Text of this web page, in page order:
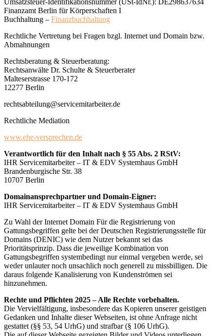
Finanzamt Berlin für Körperschaften I
Buchhaltung – Finanzbuchhaltung
Rechtliche Vertretung bei Fragen bzgl. Internet und Domain bzw.
Abmahnungen
Rechtsberatung & Steuerberatung:
Rechtsanwälte Dr. Schulte & Steuerberater
Malteserstrasse 170-172
12277 Berlin
rechtsabteilung@servicemitarbeiter.de
Rechtliche Mediation
www.ehe-versprechen.de
Verantwortlich für den Inhalt nach § 55 Abs. 2 RStV:
IHR Servicemitarbeiter – IT & EDV Systemhaus GmbH
Brandenburgische Str. 38
10707 Berlin
Domainansprechpartner und Domain-Eigner:
IHR Servicemitarbeiter – IT & EDV Systemhaus GmbH
Zu Wahl der Internet Domain Für die Registrierung von
Gattungsbegriffen gelte bei der Deutschen Registrierungsstelle für
Domains (DENIC) wie dem Nutzer bekannt sei das
Prioritätsprinzip. Dass die jeweilige Kombination von
Gattungsbegriffen systembedingt nur einmal vergeben werde, sei
weder unlauter noch unsachlich noch generell zu missbilligen. Die
daraus folgende Kanalisierung von Kundenströmen sei
hinzunehmen.
Rechte und Pflichten 2025 – Alle Rechte vorbehalten.
Die Vervielfältigung, insbesondere das Kopieren unserer geistigen
Gedanken und Inhalte dieser Webseiten, ist ohne Anfrage nicht
gestattet (§§ 53, 54 UrhG) und strafbar (§ 106 UrhG).